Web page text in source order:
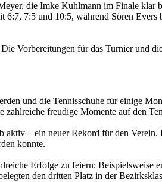
die Imke Kuhlmann im Finale klar
7:5 und 10:5, während Sören
Vorbereitungen für das Turnier und
und die Tennisschuhe für einige
freudige Momente auf den
– ein neuer Rekord für den
konnte.
Erfolge zu feiern: Beispielsweise
den dritten Platz in der